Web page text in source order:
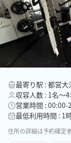
最寄り駅 : 都営
収容人数 : 1名〜4
営業時間 : 00:00-
最低利用時間 : 1
住所の詳細は予約確定